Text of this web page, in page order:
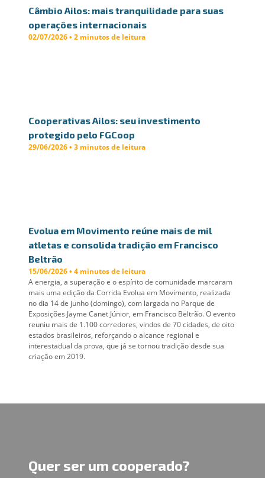
Câmbio Ailos: mais tranquilidade para suas
operações internacionais
02/07/2026 • 2 minutos de leitura
Cooperativas Ailos: seu investimento
protegido pelo FGCoop
29/06/2026 • 3 minutos de leitura
Evolua em Movimento reúne mais de mil
atletas e consolida tradição em Francisco
Beltrão
15/06/2026 • 4 minutos de leitura
A energia, a superação e o espírito de comunidade marcaram
mais uma edição da Corrida Evolua em Movimento, realizada
no dia 14 de junho (domingo), com largada no Parque de
Exposições Jayme Canet Júnior, em Francisco Beltrão. O evento
reuniu mais de 1.100 corredores, vindos de 70 cidades, de oito
estados brasileiros, reforçando o alcance regional e
interestadual da prova, que já se tornou tradição desde sua
criação em 2019.
Quer ser um cooperado?